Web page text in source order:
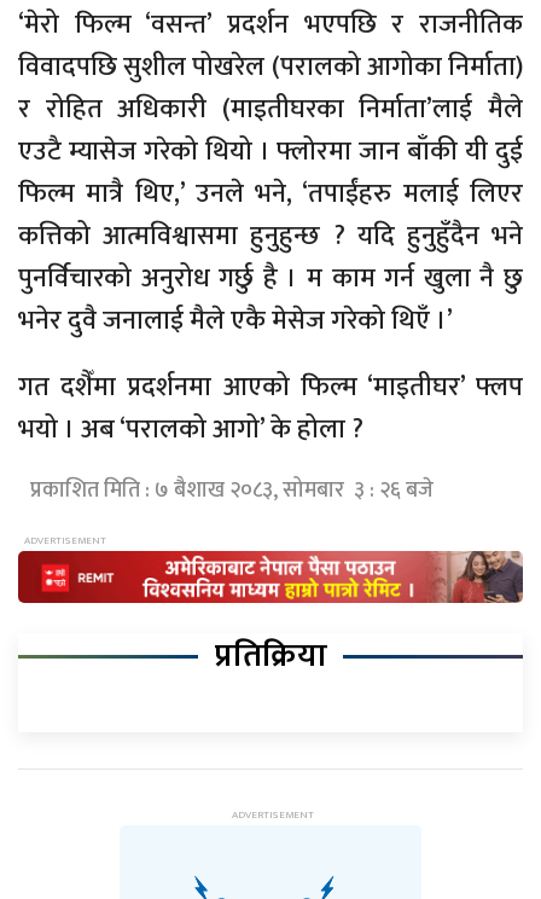
‘मेरो फिल्म ‘वसन्त’ प्रदर्शन भएपछि र राजनीतिक
विवादपछि सुशील पोखरेल (परालको आगोका निर्माता)
र रोहित अधिकारी (माइतीघरका निर्माता’लाई मैले
एउटै म्यासेज गरेको थियो । फ्लोरमा जान बाँकी यी दुई
फिल्म मात्रै थिए,’ उनले भने, ‘तपाईंहरु मलाई लिएर
कत्तिको आत्मविश्वासमा हुनुहुन्छ ? यदि हुनुहुँदैन भने
पुनर्विचारको अनुरोध गर्छु है । म काम गर्न खुला नै छु
भनेर दुवै जनालाई मैले एकै मेसेज गरेको थिएँ ।’
गत दशैँमा प्रदर्शनमा आएको फिल्म ‘माइतीघर’ फ्लप
भयो । अब ‘परालको आगो’ के होला ?
प्रकाशित मिति : ७ बैशाख २०८३, सोमबार ३ : २६ बजे
प्रतिक्रिया